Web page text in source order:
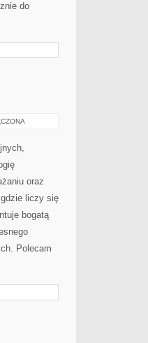
do
oraz
liczy się
bogatą
Polecam